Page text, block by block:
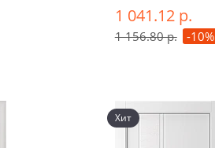
1 041.12 р.
1 156.80 р. -10%
Хит